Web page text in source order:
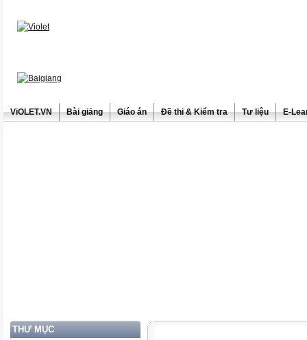
ViOLET.VN Bài giảng Giáo án Đề thi & Kiểm tra Tư liệu E-
THƯ MỤC